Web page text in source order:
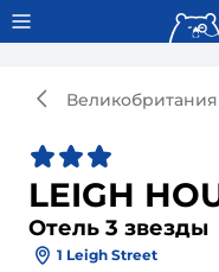
Тонкости используют
Великобритания
LEIGH
Отель 3 звезды
1 Leigh Street